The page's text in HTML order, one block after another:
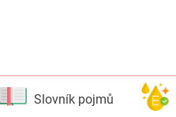
Slovník pojmů